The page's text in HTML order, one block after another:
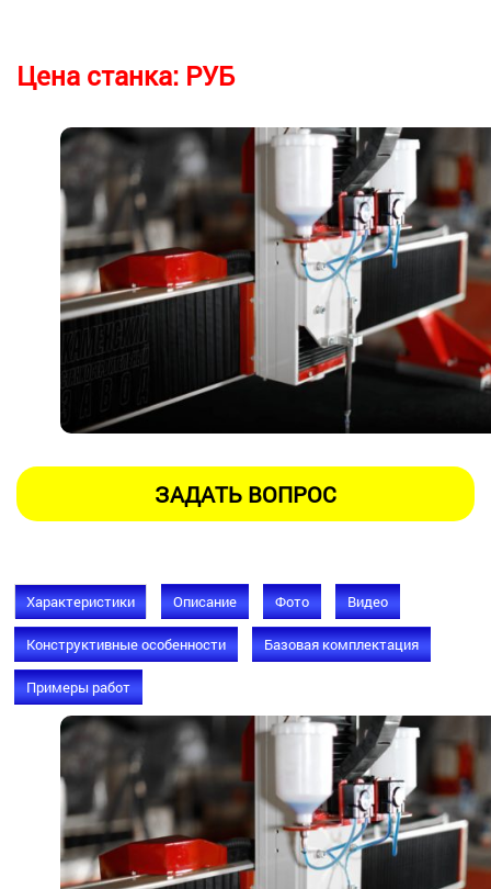
Цена станка: РУБ
Характеристики Описание Фото Видео
Конструктивные особенности Базовая комплектация
Примеры работ